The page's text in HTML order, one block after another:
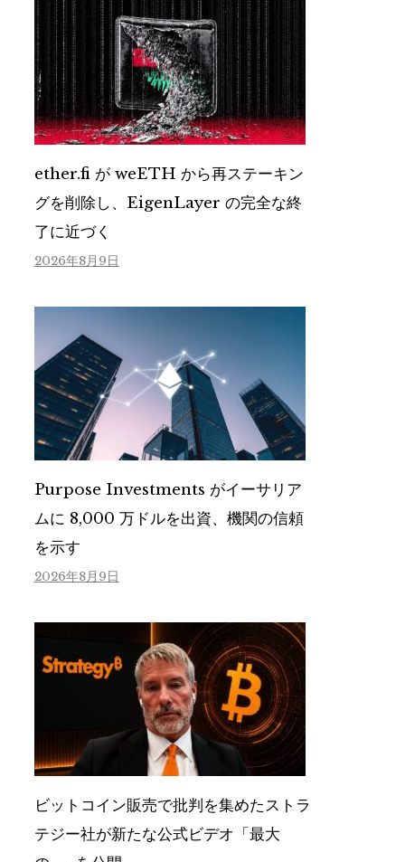
ether.fi が weETH から再ステーキン
グを削除し、EigenLayer の完全な終
了に近づく
2026年8月9日
Purpose Investments がイーサリア
ムに 8,000 万ドルを出資、機関の信頼
を示す
2026年8月9日
ビットコイン販売で批判を集めたストラ
テジー社が新たな公式ビデオ「最大